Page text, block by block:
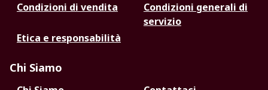
Condizioni di vendita
Condizioni generali di
servizio
Etica e responsabilità
Chi Siamo